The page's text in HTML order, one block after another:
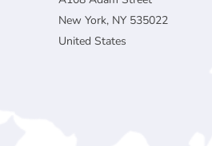
New York, NY 535022
United States